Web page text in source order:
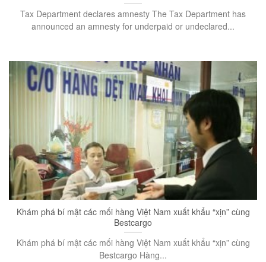
Tax Department declares amnesty The Tax Department has
announced an amnesty for underpaid or undeclared...
Khám phá bí mật các mối hàng Việt Nam xuất khẩu “xịn” cùng
Bestcargo
Khám phá bí mật các mối hàng Việt Nam xuất khẩu “xịn” cùng
Bestcargo Hàng...